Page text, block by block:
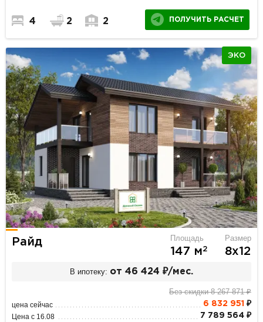
4 2 2 ПОЛУЧИТЬ РАСЧЕТ
ЭКО
Райд Площадь
147 м2
Размер
8х12
В ипотеку: от 46 424 ₽/мес.
Без скидки 8 267 871 ₽
цена сейчас 6 832 951 ₽
Цена с 16.08 7 789 564 ₽